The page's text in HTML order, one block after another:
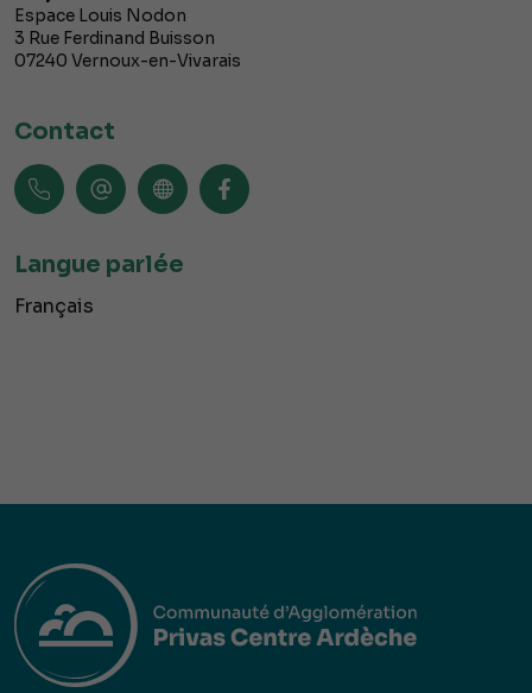
Espace Louis Nodon
3 Rue Ferdinand Buisson
07240 Vernoux-en-Vivarais
Contact
Langue parlée
Français